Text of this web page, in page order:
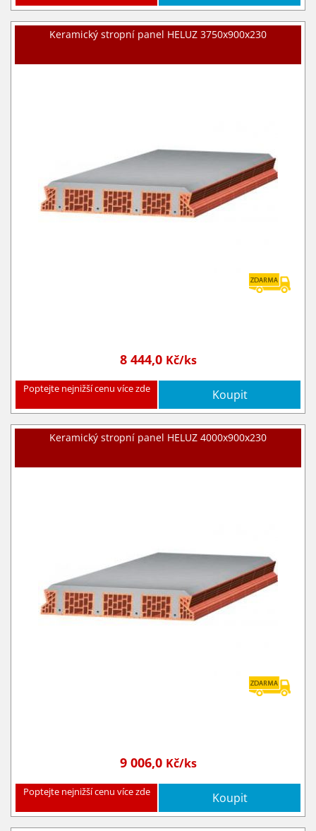
Keramický stropní panel HELUZ 3750x900x230
8 444,0 Kč/ks
Poptejte nejnižší cenu více zde Koupit
Keramický stropní panel HELUZ 4000x900x230
9 006,0 Kč/ks
Poptejte nejnižší cenu více zde Koupit